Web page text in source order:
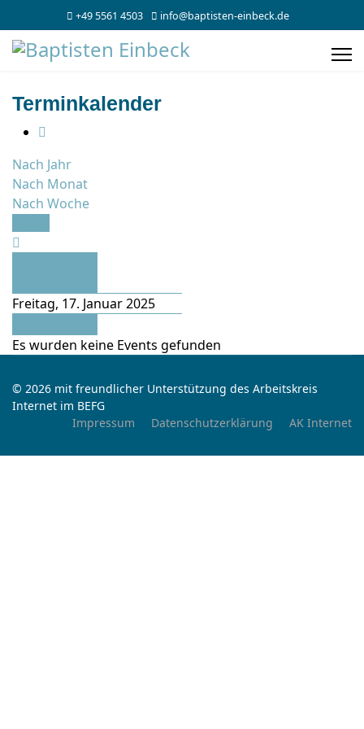
+49 5561 4503 info@baptisten-einbeck.de
Terminkalender
Nach Jahr
Nach Monat
Nach Woche
Freitag, 17. Januar 2025
Es wurden keine Events gefunden
© 2026 mit freundlicher Unterstützung des Arbeitskreis
Internet im BEFG
Impressum
Datenschutzerklärung AK Internet